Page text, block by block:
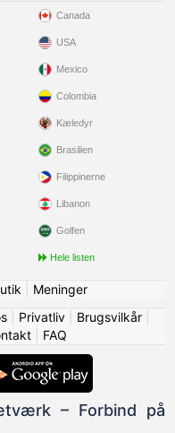
Canada
USA
Mexico
Colombia
Kæledyr
Brasilien
Filippinerne
Libanon
Golfen
Hele listen
Meninger
| Privatliv| Brugsvilkår|
| FAQ
– Forbind på